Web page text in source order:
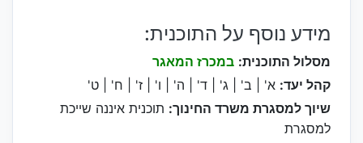
מידע נוסף על התוכנית:
מסלול התוכנית: במכרז המאגר
קהל יעד: א' | ב' | ג' | ד' | ה' | ו' | ז' | ח' | ט'
שיוך למסגרת משרד החינוך: תוכנית איננה שייכת
למסגרת